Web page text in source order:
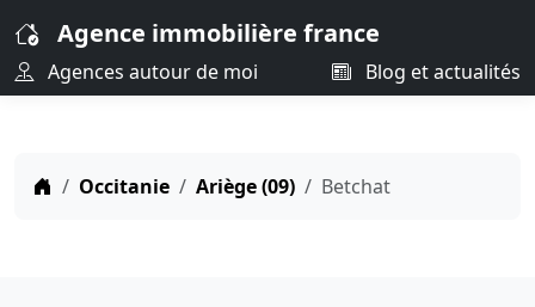
Agence immobilière france
Agences autour de moi Blog et actualités
Occitanie Ariège (09) Betchat